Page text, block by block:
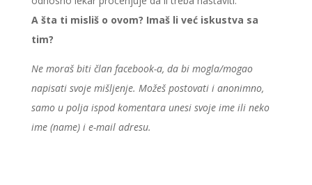
A šta ti misliš o ovom? Imaš li već iskustva sa
tim?
Ne moraš biti član facebook-a, da bi mogla/mogao
napisati svoje mišljenje. Možeš postovati i anonimno,
samo u polja ispod komentara unesi svoje ime ili neko
ime (name) i e-mail adresu.